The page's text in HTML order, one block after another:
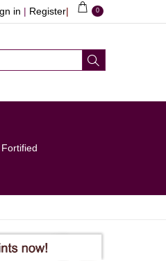
| 0
in | Register